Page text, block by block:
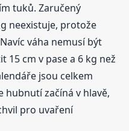
tuků. Zaručený
neexistuje, protože
váha nemusí být
15 cm v pase a 6 kg než
jsou celkem
hubnutí začíná v hlavě,
pro uvaření